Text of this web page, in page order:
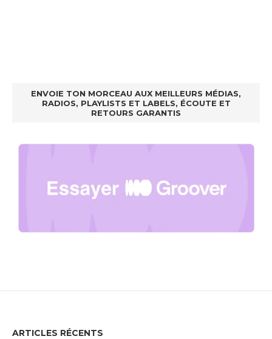
ENVOIE TON MORCEAU AUX MEILLEURS MÉDIAS,
RADIOS, PLAYLISTS ET LABELS, ÉCOUTE ET
RETOURS GARANTIS
ARTICLES RÉCENTS